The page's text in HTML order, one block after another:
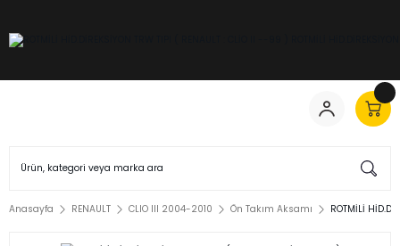
Anasayfa RENAULT CLIO III 2004-2010 Ön Takım Aksamı ROTMİLİ